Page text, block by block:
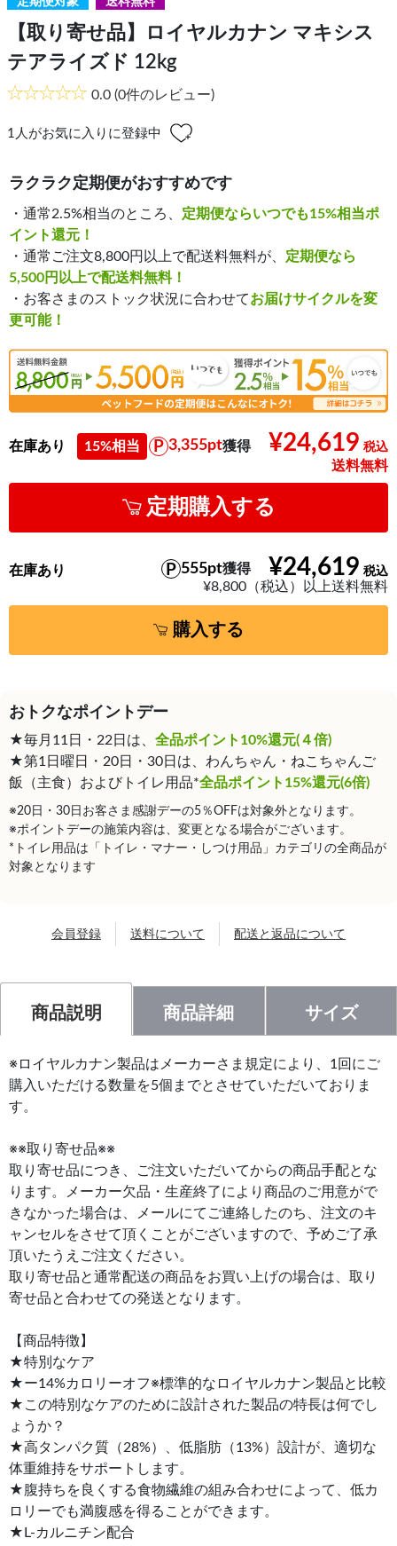
【取り寄せ品】ロイヤルカナン マキシス
テアライズド 12kg
0.0 (0件のレビュー)
1 人がお気に入りに登録中
ラクラク定期便がおすすめです
・通常2.5%相当のところ、 定期便ならいつでも15%相当ポ
イント還元！
・通常ご注文8,800円以上で配送料無料が、 定期便なら
5,500円以上で配送料無料！
・お客さまのストック状況に合わせてお届けサイクルを変
更可能！
¥24,619
送料無料
15%相当 3,355pt獲得
在庫あり
定期購入する
¥24,619
555pt獲得
¥8,800（税込）以上送料無料
在庫あり
購入する
おトクなポイントデー
★毎月11日・22日は、 全品ポイント10%還元(４倍)
★第1日曜日・20日・30日は、わんちゃん・ねこちゃんご
飯（主食）およびトイレ用品*全品ポイント15%還元(6倍)
※20日・30日お客さま感謝デーの5％OFFは対象外となります。
※ポイントデーの施策内容は、変更となる場合がございます。
*トイレ用品は「トイレ・マナー・しつけ用品」カテゴリの全商品が
対象となります
会員登録 送料について 配送と返品について
商品説明 商品詳細 サイズ
※ロイヤルカナン製品はメーカーさま規定により、1回にご
購入いただける数量を5個までとさせていただいておりま
す。
※※取り寄せ品※※
取り寄せ品につき、ご注文いただいてからの商品手配とな
ります。メーカー欠品・生産終了により商品のご用意がで
きなかった場合は、メールにてご連絡したのち、注文のキ
ャンセルをさせて頂くことがございますので、予めご了承
頂いたうえご注文ください。
取り寄せ品と通常配送の商品をお買い上げの場合は、取り
寄せ品と合わせての発送となります。
【商品特徴】
★特別なケア
★ー14%カロリーオフ※標準的なロイヤルカナン製品と比較
★この特別なケアのために設計された製品の特長は何でし
ょうか？
★高タンパク質（28%）、低脂肪（13%）設計が、適切な
体重維持をサポートします。
★腹持ちを良くする食物繊維の組み合わせによって、低カ
ロリーでも満腹感を得ることができます。
★L-カルニチン配合